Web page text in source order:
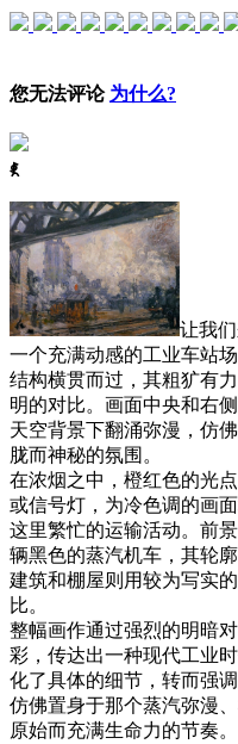
您无法评论 为什么?
ꈅ
让我
一个充满动感的工业车站
结构横贯而过，其粗犷有
明的对比。画面中央和右
天空背景下翻涌弥漫，仿
胧而神秘的氛围。
在浓烟之中，橙红色的光
或信号灯，为冷色调的画
这里繁忙的运输活动。前
辆黑色的蒸汽机车，其轮
建筑和棚屋则用较为写实
比。
整幅画作通过强烈的明暗
彩，传达出一种现代工业
化了具体的细节，转而强
仿佛置身于那个蒸汽弥漫
原始而充满生命力的节奏。